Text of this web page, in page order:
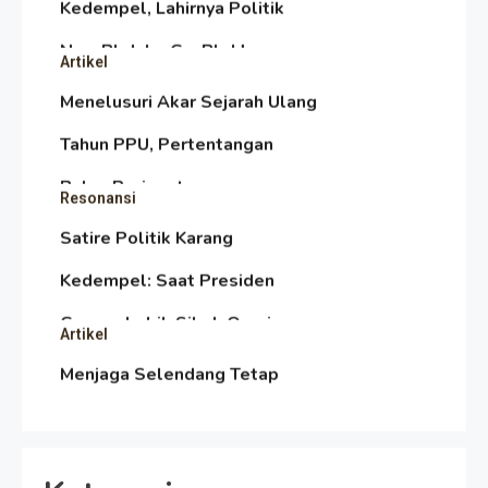
Artikel
Menelusuri Akar Sejarah Ulang
Tahun PPU, Pertentangan
Bulan Peringatan vs
Pengesahan UU 7/2002
Resonansi
Satire Politik Karang
Kedempel: Saat Presiden
Gareng Lebih Sibuk Orasi
daripada Urus Nasi
Artikel
Menjaga Selendang Tetap
Melambai, Upaya Ronggeng